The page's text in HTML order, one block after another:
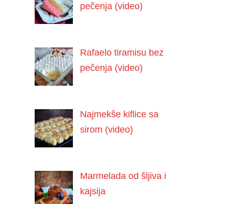
pečenja (video)
Rafaelo tiramisu bez
pečenja (video)
Najmekše kiflice sa
sirom (video)
Marmelada od šljiva i
kajsija